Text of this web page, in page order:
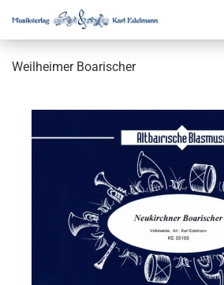
Weilheimer Boarischer